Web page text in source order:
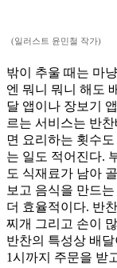
(일러스트 윤민철 작가)
밖이 추울 때는 마
엔 뭐니 뭐니 해도
달 앱이나 장보기
르는 서비스는 반
면 요리하는 횟수
는 일도 적어진다.
도 식재료가 남아
보고 음식을 만드
더 효율적이다. 반
찌개 그리고 손이
반찬의 특성상 배
1시까지 주문을 받